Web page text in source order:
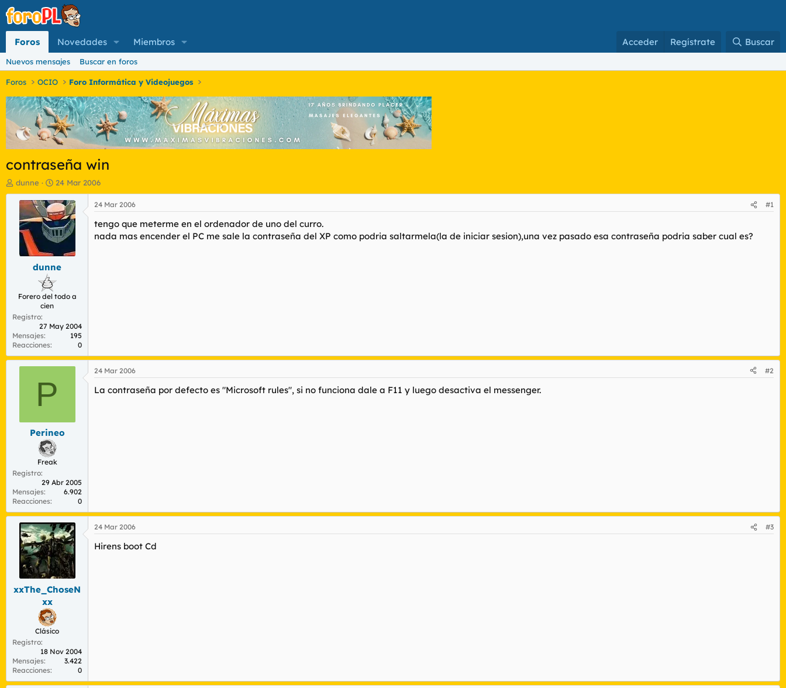
Foros Novedades Miembros Acceder Regístrate Buscar
Nuevos mensajes Buscar en foros
Foros OCIO Foro Informática y Videojuegos
contraseña win
I
n
a
o
e
a
dunne
F
e
c
h
a
d
e
i
n
i
24 Mar 2006
dunne
Forero del todo a
cien
Registro
27 May 2004
Mensajes
195
Reacciones
0
24 Mar 2006 #1
tengo que meterme en el ordenador de uno del curro.
nada mas encender el PC me sale la contraseña del XP como podria saltarmela(la de iniciar sesion),una vez pasado esa contraseña podria saber cual es?
P
Perineo
Freak
Registro
29 Abr 2005
Mensajes
6.902
Reacciones
0
24 Mar 2006 #2
La contraseña por defecto es "Microsoft rules", si no funciona dale a F11 y luego desactiva el messenger.
xxThe_ChoseN
xx
Clásico
Registro
18 Nov 2004
Mensajes
3.422
Reacciones
0
24 Mar 2006 #3
Hirens boot Cd